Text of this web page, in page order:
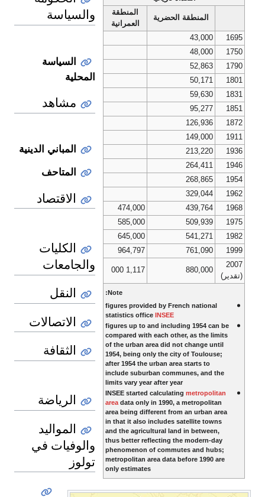
المنطقة الحضرية
المنطقة
العمرانية
1695
43,000
1750
48,000
1790
52,863
1801
50,171
1831
59,630
1851
95,277
1872
126,936
1911
149,000
1936
213,220
1946
264,411
1954
268,865
1962
329,044
1968
439,764
474,000
1975
509,939
585,000
1982
541,271
645,000
1999
761,090
964,797
2007
(تقدير)
880,000
1,117 000
Note:
figures provided by French national
statistics office INSEE
figures up to and including 1954 can be
compared with each other, as the limits
of the urban area did not change until
1954, being only the city of Toulouse;
after 1954 the urban area starts to
include suburban communes, and the
limits vary year after year
INSEE started calculating metropolitan
areadata only in 1990, a metropolitan
area being different from an urban area
in that it also includes satellite towns
and the agricultural land in between,
thus better reflecting the modern-day
phenomenon of commutes and hubs;
metropolitan area data before 1990 are
only estimates
والسياسة
السياسة
المحلية
مشاهد
المباني الدينية
المتاحف
الاقتصاد
الكليات
والجامعات
النقل
الاتصالات
الثقافة
الرياضة
المواليد
والوفيات في
تولوز